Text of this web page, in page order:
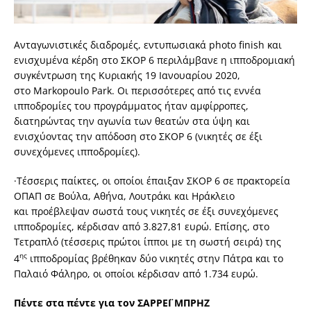
Ανταγωνιστικές διαδρομές, εντυπωσιακά photo finish και
ενισχυμένα κέρδη στο ΣΚΟΡ 6 περιλάμβανε η ιπποδρομιακή
συγκέντρωση της Κυριακής 19 Ιανουαρίου 2020,
στο Markopoulo Park. Οι περισσότερες από τις εννέα
ιπποδρομίες του προγράμματος ήταν αμφίρροπες,
διατηρώντας την αγωνία των θεατών στα ύψη και
ενισχύοντας την απόδοση στο ΣΚΟP 6 (νικητές σε έξι
συνεχόμενες ιπποδρομίες).
·Τέσσερις παίκτες, οι οποίοι έπαιξαν ΣΚΟΡ 6 σε πρακτορεία
ΟΠΑΠ σε Βούλα, Αθήνα, Λουτράκι και Ηράκλειο
και προέβλεψαν σωστά τους νικητές σε έξι συνεχόμενες
ιπποδρομίες, κέρδισαν από 3.827,81 ευρώ. Επίσης, στο
Τετραπλό (τέσσερις πρώτοι ίπποι με τη σωστή σειρά) της
4ης ιπποδρομίας βρέθηκαν δύο νικητές στην Πάτρα και το
Παλαιό Φάληρο, οι οποίοι κέρδισαν από 1.734 ευρώ.
Πέντε στα πέντε για τον ΣΑΡΡΕΪ ΜΠΡΗΖ